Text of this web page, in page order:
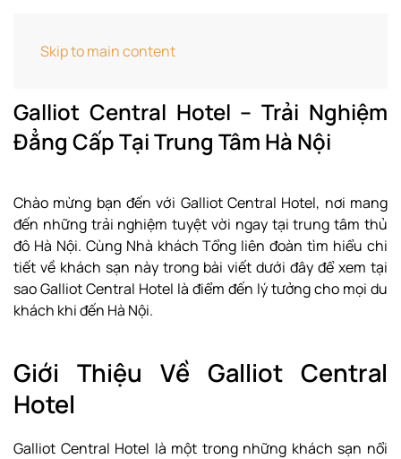
Skip to main content
Home Cẩm Nang Khách Sạn
Galliot Central Hotel – Trải Nghiệm
Đẳng Cấp Tại Trung Tâm Hà Nội
Chào mừng bạn đến với Galliot Central Hotel, nơi mang
đến những trải nghiệm tuyệt vời ngay tại trung tâm thủ
đô Hà Nội. Cùng Nhà khách Tổng liên đoàn tìm hiểu chi
tiết về khách sạn này trong bài viết dưới đây để xem tại
sao Galliot Central Hotel là điểm đến lý tưởng cho mọi du
khách khi đến Hà Nội.
Giới Thiệu Về Galliot Central
Hotel
Galliot Central Hotel là một trong những khách sạn nổi